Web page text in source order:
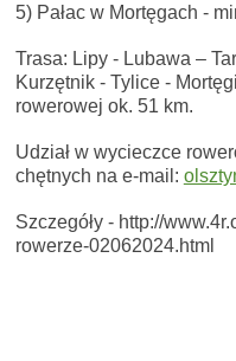
5) Pałac w Mortęgach -
Trasa: Lipy - Lubawa –
Kurzętnik - Tylice -
rowerowej ok. 51 km.
Udział w wycieczce
chętnych na e-mail:
Szczegóły - http://
rowerze-02062024.html